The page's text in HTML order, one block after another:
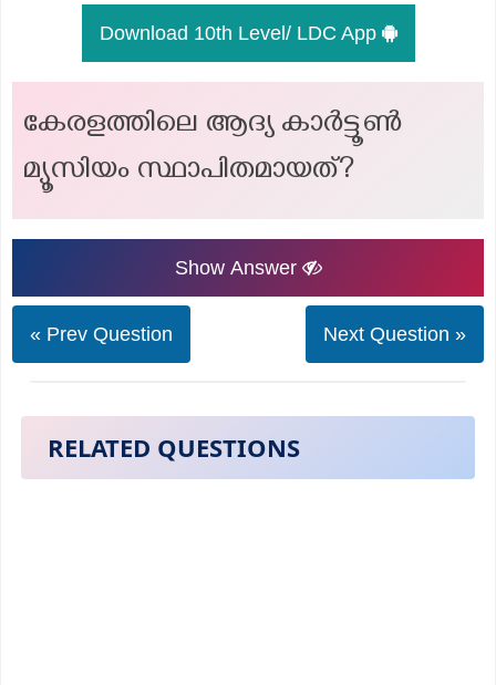
Download 10th Level/ LDC App
കേരളത്തിലെ ആദ്യ കാര്‍ട്ടൂണ്‍
മ്യൂസിയം സ്ഥാപിതമായത്?
Show Answer
« Prev Question Next Question »
RELATED QUESTIONS